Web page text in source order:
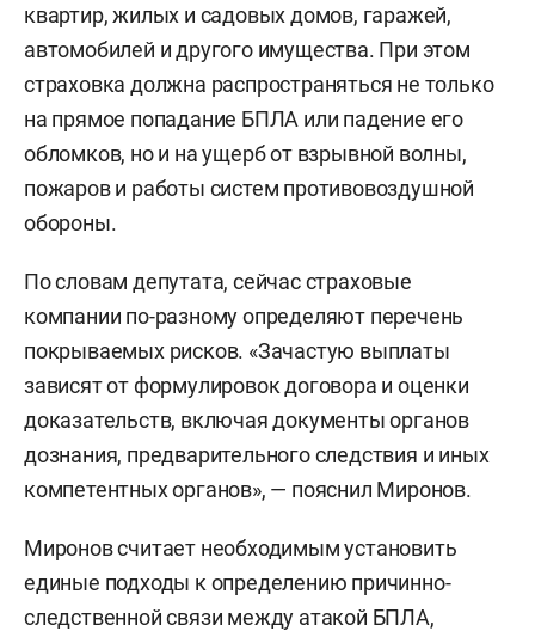
квартир, жилых и садовых домов, гаражей,
автомобилей и другого имущества. При этом
страховка должна распространяться не только
на прямое попадание БПЛА или падение его
обломков, но и на ущерб от взрывной волны,
пожаров и работы систем противовоздушной
обороны.
По словам депутата, сейчас страховые
компании по-разному определяют перечень
покрываемых рисков. «Зачастую выплаты
зависят от формулировок договора и оценки
доказательств, включая документы органов
дознания, предварительного следствия и иных
компетентных органов», — пояснил Миронов.
Миронов считает необходимым установить
единые подходы к определению причинно-
следственной связи между атакой БПЛА,